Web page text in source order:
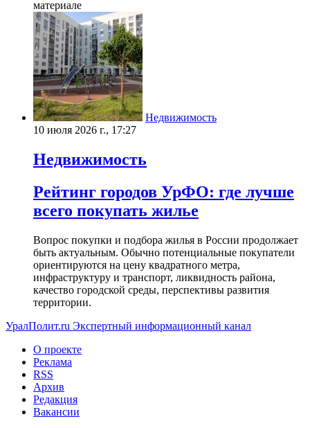
материале
Недвижимость
10 июля 2026 г., 17:27
Недвижимость
Рейтинг городов УрФО: где лучше
всего покупать жилье
Вопрос покупки и подбора жилья в России продолжает
быть актуальным. Обычно потенциальные покупатели
ориентируются на цену квадратного метра,
инфраструктуру и транспорт, ликвидность района,
качество городской среды, перспективы развития
территории.
УралПолит.ru Экспертный информационный канал
О проекте
Реклама
RSS
Архив
Редакция
Вакансии